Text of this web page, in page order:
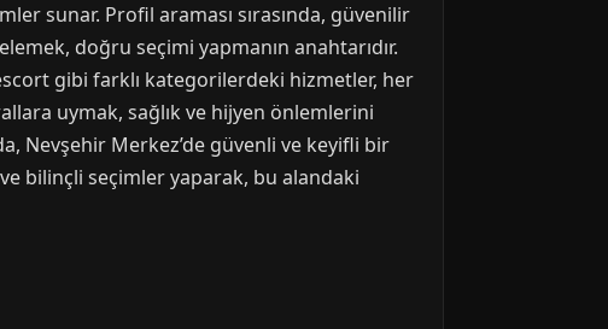
sunar. Profil araması sırasında, güvenilir
doğru seçimi yapmanın anahtarıdır.
gibi farklı kategorilerdeki hizmetler, her
uymak, sağlık ve hijyen önlemlerini
Nevşehir Merkez’de güvenli ve keyifli bir
bilinçli seçimler yaparak, bu alandaki